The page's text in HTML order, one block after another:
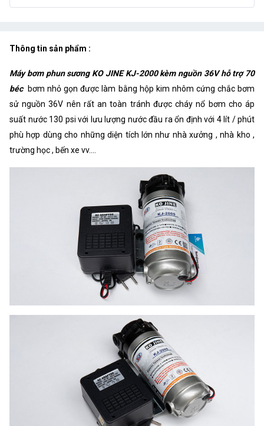
Thông tin sản phẩm :
Máy bơm phun sương KO JINE KJ-2000 kèm nguồn 36V hỗ trợ 70
béc bơm nhỏ gọn được làm bằng hộp kim nhôm cứng chắc bơm
sử nguồn 36V nên rất an toàn tránh được cháy nổ bơm cho áp
suất nước 130 psi với lưu lượng nước đầu ra ổn định với 4 lít / phút
phù hợp dùng cho những diện tích lớn như nhà xưởng , nhà kho ,
trường học , bến xe vv....